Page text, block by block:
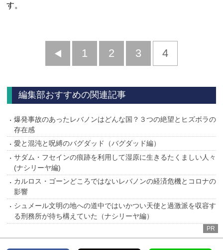
す。
前
1 2 3 4
編集部おすすめの関連記事
爆発事故のあったレバノンはどんな国？３つの絶望とヒズボラの
存在感
愛と混沌と呪縛のバグダッド（バグダッド編）
サダム・フセインの痕跡を利用して湿原に生きるたくましい人々
(ナシリーヤ編)
カルロス・ゴーンどころではないレバノンの経済危機とコロナの
影響
シュメール文明の地への道中ではいかつい天使と過激派を収容す
る刑務所が待ち構えていた（ナシリーヤ編）
PR